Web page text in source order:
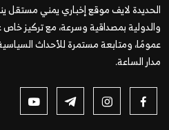
الحديدة لايف موقع إخباري يمني مستقل
والدولية بمصداقية وسرعة، مع تركيز
عمومًا، ومتابعة مستمرة للأحداث
مدار الساعة.